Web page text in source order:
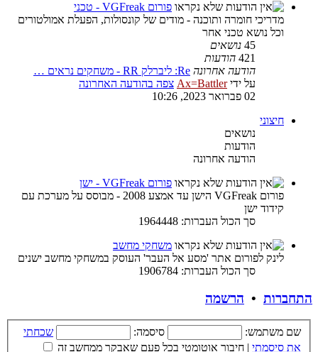
פורום VGFreak - טכני
מדריכי חומרה ותוכנה - מודים של קונסולות, הפעלת אמולטורים
וכל נושא טכני אחר
45 נושאים
421 הודעות
הודעה אחרונה Re: ליברלק RR - משחקים נראים …
על ידיAx=Battler צפה בהודעה האחרונה
02 פברואר 2023, 10:26
חיצוני
נושאים
הודעות
הודעה אחרונה
פורום VGFreak - ישן
פורום VGFreak הישן עד אמצע 2008 - מבוסס על מערכת עם
קידוד ישן
סך הכול העברות: 1964448
משחקי מחשב
לינק לפורום אתר 'מסע אל העבר' העוסק במשחקי מחשב ישנים
סך הכול העברות: 1906784
התחברות • הרשמה
שם משתמש: סיסמה:
שכחתי
את סיסמתי | חיבור אוטומטי בכל פעם שאבקר ממחשב זה